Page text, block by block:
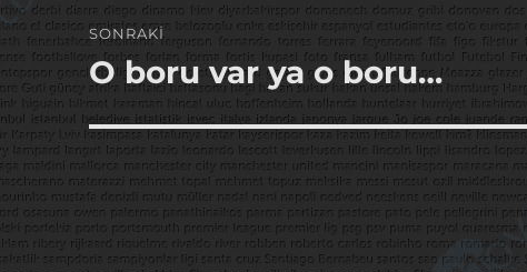
SONRAKI
Sonraki
yazı:
O boru var ya o boru…